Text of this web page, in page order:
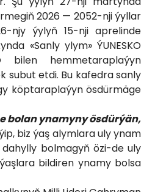
2026 — 2052-nji ýyllar
njy ýylyň 15-nji aprelinde
«Sanly ylym» ÝUNESKO
bilen hemmetaraplaýyn
subut etdi. Bu kafedra sanly
köptaraplaýyn ösdürmäge
bolan ynamyny ösdürýän,
biz ýaş alymlara uly ynam
bolmagyň özi-de uly
bildiren ynamy bolsa